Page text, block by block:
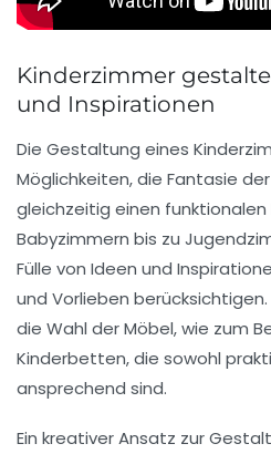
Kinderzimmer
und Inspirationen
Die Gestaltung eines
Möglichkeiten, die Fantasie
gleichzeitig einen funktionalen
Babyzimmern bis zu
Fülle von Ideen und
und Vorlieben
die Wahl derMöbel, wie zum
Kinderbetten, die sowohl
ansprechend sind.
Ein kreativer Ansatz zur